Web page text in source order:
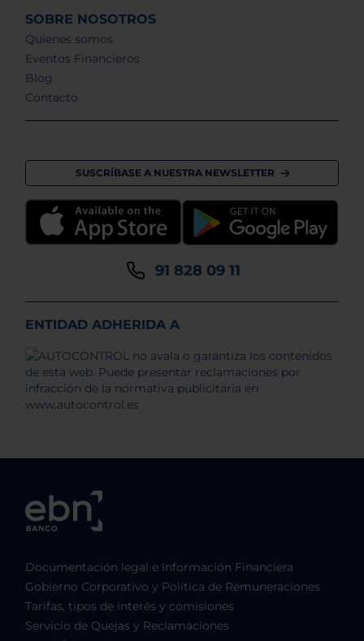
SOBRE NOSOTROS
Quienes somos
Eventos Financieros
Blog
Contacto
SUSCRÍBASE A NUESTRA NEWSLETTER
91 828 09 11
ENTIDAD ADHERIDA A
Documentación legal e Información Financiera
Gobierno Corporativo y Política de Remuneraciones
Tarifas, tipos de interés y comisiones
Servicio de Quejas y Reclamaciones